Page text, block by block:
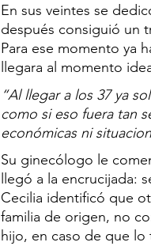
En sus veintes se
después consiguió un
Para ese momento ya
llegara al momento
“Al llegar a los 37 ya
como si eso fuera tan
económicas ni
Su ginecólogo le
llegó a la encrucijada:
Cecilia identificó que
familia de origen, no
hijo, en caso de que lo